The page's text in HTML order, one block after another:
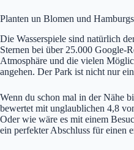
Planten un Blomen und
Die Wasserspiele sind natürlich
Sternen bei über 25.000 Google-
Atmosphäre und die vielen
angehen. Der Park ist nicht nur
Wenn du schon mal in der Nähe
bewertet mit unglaublichen 4,8
Oder wie wäre es mit einem
ein perfekter Abschluss für einen